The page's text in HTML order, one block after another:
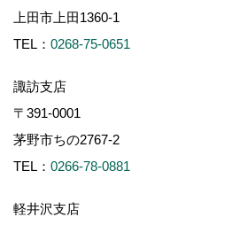
上田市上田1360-1
TEL： 0268-75-0651
諏訪支店
〒391-0001
茅野市ちの2767-2
TEL： 0266-78-0881
軽井沢支店